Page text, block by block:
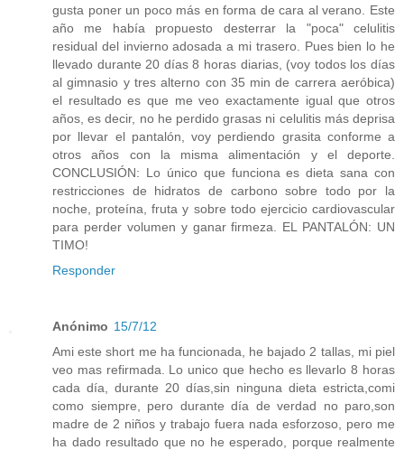
gusta poner un poco más en forma de cara al verano. Este
año me había propuesto desterrar la "poca" celulitis
residual del invierno adosada a mi trasero. Pues bien lo he
llevado durante 20 días 8 horas diarias, (voy todos los días
al gimnasio y tres alterno con 35 min de carrera aeróbica)
el resultado es que me veo exactamente igual que otros
años, es decir, no he perdido grasas ni celulitis más deprisa
por llevar el pantalón, voy perdiendo grasita conforme a
otros años con la misma alimentación y el deporte.
CONCLUSIÓN: Lo único que funciona es dieta sana con
restricciones de hidratos de carbono sobre todo por la
noche, proteína, fruta y sobre todo ejercicio cardiovascular
para perder volumen y ganar firmeza. EL PANTALÓN: UN
TIMO!
Responder
Anónimo 15/7/12
Ami este short me ha funcionada, he bajado 2 tallas, mi piel
veo mas refirmada. Lo unico que hecho es llevarlo 8 horas
cada día, durante 20 días,sin ninguna dieta estricta,comi
como siempre, pero durante día de verdad no paro,son
madre de 2 niños y trabajo fuera nada esforzoso, pero me
ha dado resultado que no he esperado, porque realmente